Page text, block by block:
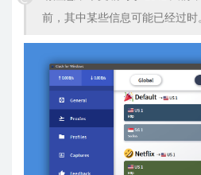
前，其中某些信息可能已经过时。